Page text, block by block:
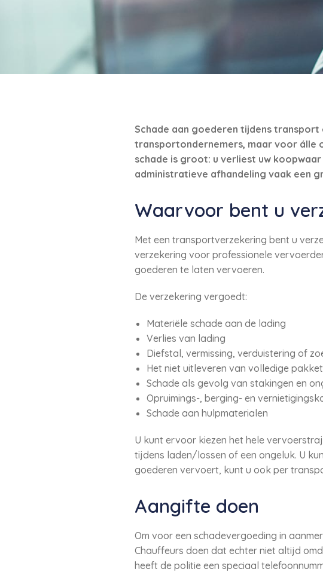
Schade aan goederen tijdens
transportondernemers, maar voor álle
schade is groot: u verliest uw
administratieve afhandeling vaak een
Waarvoor bent u
Met een transportverzekering bent u
verzekering voor professionele
goederen te laten vervoeren.
De verzekering vergoedt:
Materiële schade aan de lading
Verlies van lading
Diefstal, vermissing, verduistering of
Het niet uitleveren van volledige
Schade als gevolg van stakingen en
Opruimings-, berging- en
Schade aan hulpmaterialen
U kunt ervoor kiezen het hele
tijdens laden/lossen of een ongeluk. U
goederen vervoert, kunt u ook per
Aangifte doen
Om voor een schadevergoeding in
Chauffeurs doen dat echter niet altijd
heeft de politie een speciaal